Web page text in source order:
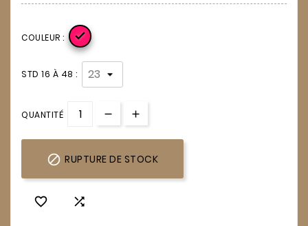
COULEUR : 
STD 16 À 48 :
QUANTITÉ
 RUPTURE DE STOCK
 